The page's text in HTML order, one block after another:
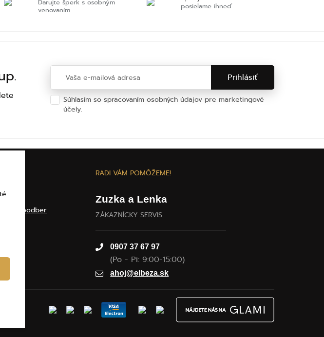
Darujte šperk s osobným
venovaním
posielame ihneď
Súhlasím so spracovaním osobných údajov pre marketingové
účely.
veľkoodber
RADI VÁM POMÔŽEME!
Zuzka a Lenka
ZÁKAZNÍCKY SERVIS
0907 37 67 97
(Po - Pi: 9:00-15:00)
ahoj@elbeza.sk